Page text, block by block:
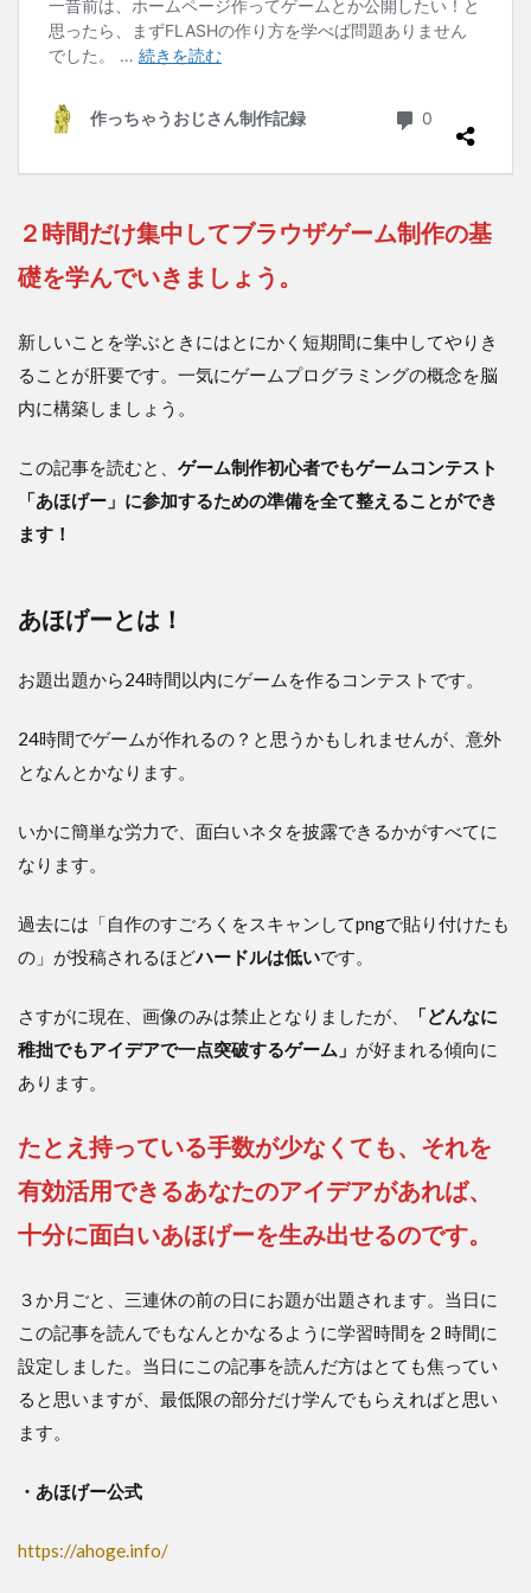
２時間だけ集中してブラウザゲーム制作の基
礎を学んでいきましょう。
新しいことを学ぶときにはとにかく短期間に集中してやりき
ることが肝要です。一気にゲームプログラミングの概念を脳
内に構築しましょう。
この記事を読むと、 ゲーム制作初心者でもゲームコンテスト
「あほげー」に参加するための準備を全て整えることができ
ます！
あほげーとは！
お題出題から24時間以内にゲームを作るコンテストです。
24時間でゲームが作れるの？と思うかもしれませんが、意外
となんとかなります。
いかに簡単な労力で、面白いネタを披露できるかがすべてに
なります。
過去には「自作のすごろくをスキャンしてpngで貼り付けたも
の」が投稿されるほどハードルは低いです。
さすがに現在、画像のみは禁止となりましたが、
「どんなに
稚拙でもアイデアで一点突破するゲーム」 が好まれる傾向に
あります。
たとえ持っている手数が少なくても、それを
有効活用できるあなたのアイデアがあれば、
十分に面白いあほげーを生み出せるのです。
３か月ごと、三連休の前の日にお題が出題されます。当日に
この記事を読んでもなんとかなるように学習時間を２時間に
設定しました。当日にこの記事を読んだ方はとても焦ってい
ると思いますが、最低限の部分だけ学んでもらえればと思い
ます。
・あほげー公式
https://ahoge.info/